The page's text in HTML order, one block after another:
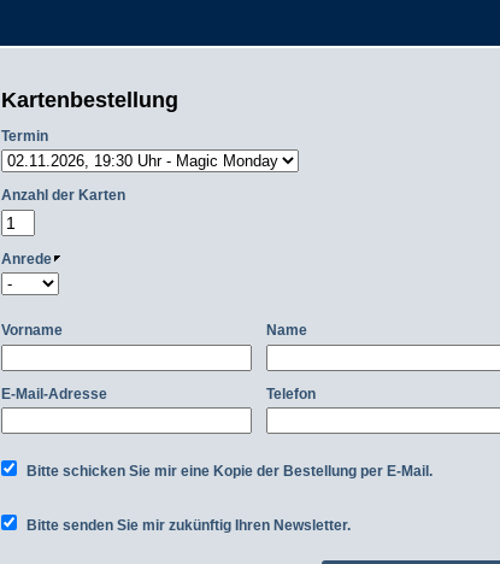
Kartenbestellung
Termin
Anzahl der Karten
Anrede
Vorname
E-Mail-Adresse
Name
Telefon
Bitte schicken Sie mir eine Kopie der Bestellung per E-Mail.
Bitte senden Sie mir zukünftig Ihren Newsletter.